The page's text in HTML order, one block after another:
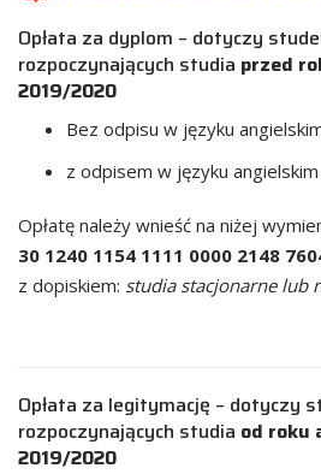
Opłata za dyplom – dotyczy
rozpoczynających studia przed
2019/2020
Bez odpisu w języku
z odpisem w języku angielskim
Opłatę należy wnieść na niżej
30 1240 1154 1111 0000 2148
z dopiskiem: studia stacjonarne lub
Opłata za legitymację – dotyczy
rozpoczynających studia od roku
2019/2020